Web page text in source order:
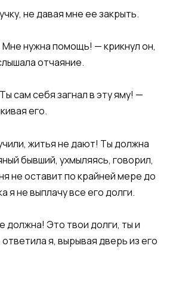
не давая мне ее закрыть.​​
нужна помощь! — крикнул он,
отчаяние.​​
сам себя загнал в эту яму! —
его.​​
житья не дают! Ты должна
бывший, ухмыляясь, говорил,
не оставит по крайней мере до
я не выплачу все его долги.​​
должна! Это твои долги, ты и
я, вырывая дверь из его